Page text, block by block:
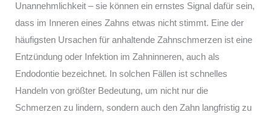
Unannehmlichkeit – sie können ein ernstes Signal dafür sein,
dass im Inneren eines Zahns etwas nicht stimmt. Eine der
häufigsten Ursachen für anhaltende Zahnschmerzen ist eine
Entzündung oder Infektion im Zahninneren, auch als
Endodontie bezeichnet. In solchen Fällen ist schnelles
Handeln von größter Bedeutung, um nicht nur die
Schmerzen zu lindern, sondern auch den Zahn langfristig zu